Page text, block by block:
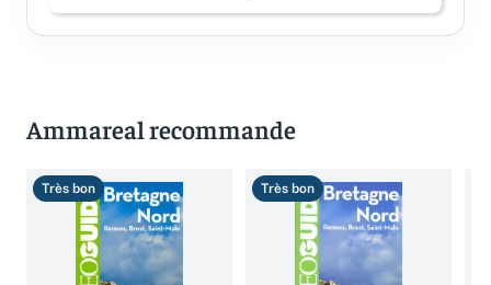
Ammareal recommande
Très bon Très bon